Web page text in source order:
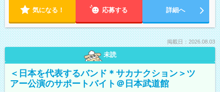
気になる！ 応募する 詳細へ
掲載日：2026.08.03
未読
＜日本を代表するバンド＊サカナクション＞ツ
アー公演のサポートバイト＠日本武道館